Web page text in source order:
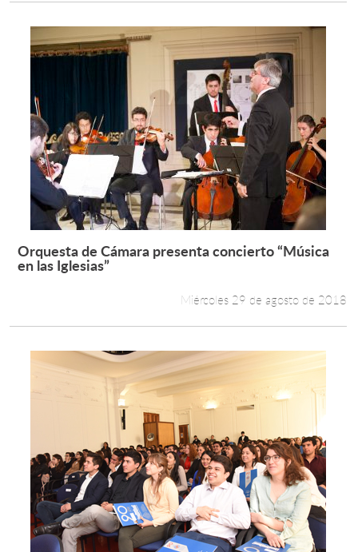
Leer más +
Orquesta de Cámara presenta concierto “Música
en las Iglesias”
Miércoles 29 de agosto de 2018